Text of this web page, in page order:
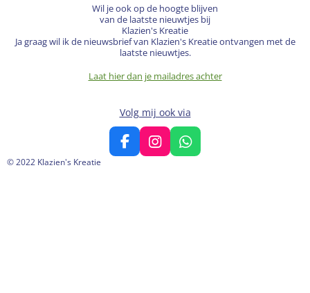
Wil je ook op de hoogte blijven
van de laatste nieuwtjes bij
Klazien's Kreatie
Ja graag wil ik de nieuwsbrief van Klazien's Kreatie ontvangen met de
laatste nieuwtjes.
Laat hier dan je mailadres achter
Volg mij ook via
F
a
I
n
W
h
© 2022 Klazien's Kreatie